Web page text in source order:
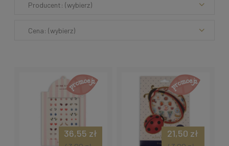
Producent: (wybierz)
Cena: (wybierz)
36,55 zł 21,50 zł